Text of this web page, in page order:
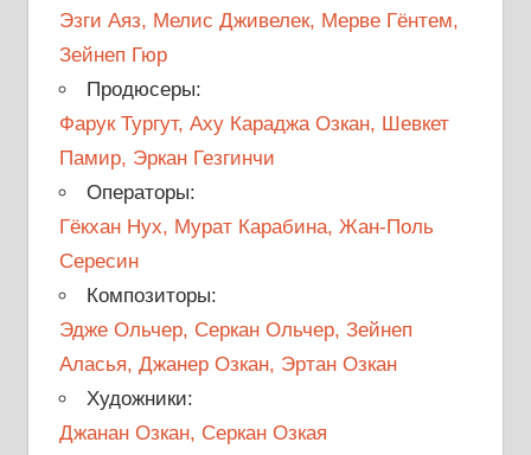
Эзги Аяз, Мелис Дживелек, Мерве Гёнтем,
Зейнеп Гюр
Продюсеры:
Фарук Тургут, Аху Караджа Озкан, Шевкет
Памир, Эркан Гезгинчи
Операторы:
Гёкхан Нух, Мурат Карабина, Жан-Поль
Сересин
Композиторы:
Эдже Ольчер, Серкан Ольчер, Зейнеп
Аласья, Джанер Озкан, Эртан Озкан
Художники:
Джанан Озкан, Серкан Озкая